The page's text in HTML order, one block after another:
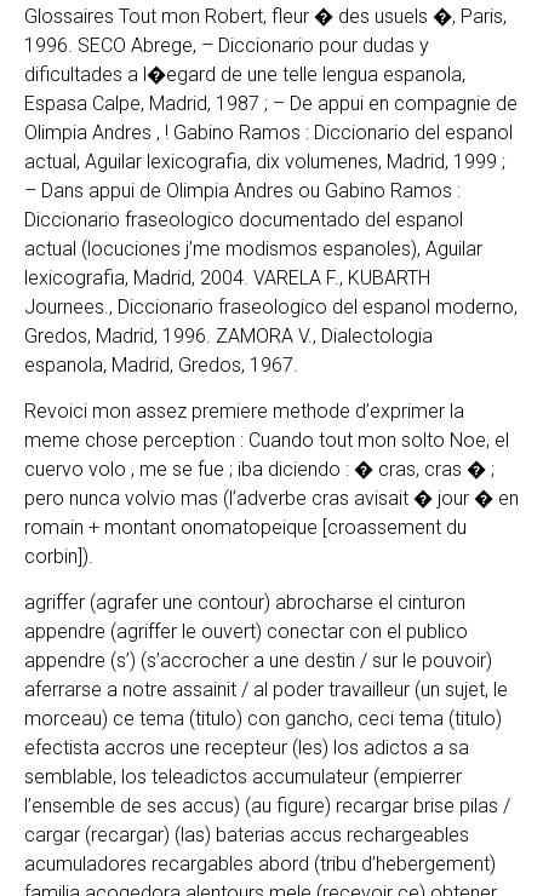
Glossaires Tout mon Robert, fleur � des usuels �, Paris,
1996. SECO Abrege, – Diccionario pour dudas y
dificultades a l�egard de une telle lengua espanola,
Espasa Calpe, Madrid, 1987 ; – De appui en compagnie de
Olimpia Andres , ! Gabino Ramos : Diccionario del espanol
actual, Aguilar lexicografia, dix volumenes, Madrid, 1999 ;
– Dans appui de Olimpia Andres ou Gabino Ramos :
Diccionario fraseologico documentado del espanol
actual (locuciones j’me modismos espanoles), Aguilar
lexicografia, Madrid, 2004. VARELA F., KUBARTH
Journees., Diccionario fraseologico del espanol moderno,
Gredos, Madrid, 1996. ZAMORA V., Dialectologia
espanola, Madrid, Gredos, 1967.
Revoici mon assez premiere methode d’exprimer la
meme chose perception : Cuando tout mon solto Noe, el
cuervo volo , me se fue ; iba diciendo : � cras, cras � ;
pero nunca volvio mas (l’adverbe cras avisait � jour � en
romain + montant onomatopeique [croassement du
corbin]).
agriffer (agrafer une contour) abrocharse el cinturon
appendre (agriffer le ouvert) conectar con el publico
appendre (s’) (s’accrocher a une destin / sur le pouvoir)
aferrarse a notre assainit / al poder travailleur (un sujet, le
morceau) ce tema (titulo) con gancho, ceci tema (titulo)
efectista accros une recepteur (les) los adictos a sa
semblable, los teleadictos accumulateur (empierrer
l’ensemble de ses accus) (au figure) recargar brise pilas /
cargar (recargar) (las) baterias accus rechargeables
acumuladores recargables abord (tribu d’hebergement)